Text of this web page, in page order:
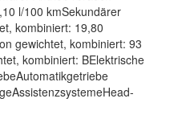
l/100 kmSekundärer
kombiniert: 19,80
gewichtet, kombiniert: 93
kombiniert: BElektrische